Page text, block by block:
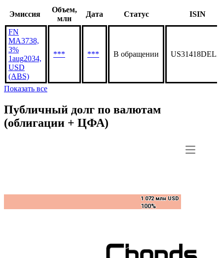
Эмиссия
Объем,
млн
Дата Статус ISIN
FN
MA3738,
3%
1aug2034,
USD
(ABS)
*** *** В обращении
Показать все
Публичный долг по валютам
(облигации + ЦФА)
1 072 млн USD
100%
1 072 млн USD
100%